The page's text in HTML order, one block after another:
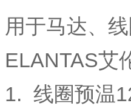
用于马达、
ELANTAS艾
1. 线圈预温